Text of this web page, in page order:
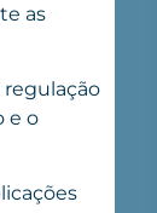
as
e o